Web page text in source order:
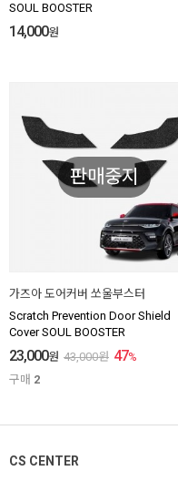
SOUL BOOSTER
14,000원
판매중지
가즈아 도어커버 쏘울부스터
Scratch Prevention Door Shield
Cover SOUL BOOSTER
23,000원 43,000원 47%
구매 2
CS CENTER